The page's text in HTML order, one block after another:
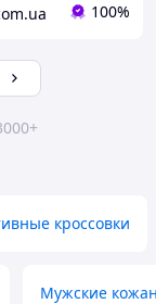
100%
кроссовки
Мужские